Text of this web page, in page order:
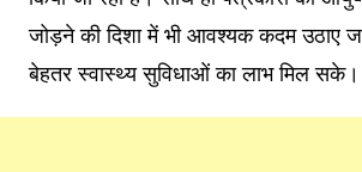
जोड़ने की दिशा में भी आवश्यक कदम उठाए
बेहतर स्वास्थ्य सुविधाओं का लाभ मिल सके।